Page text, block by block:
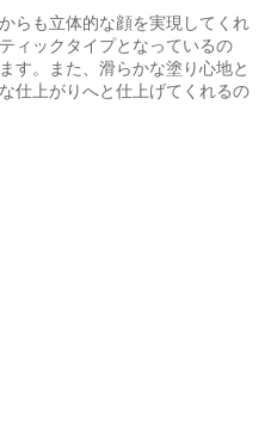
らも立体的な顔を実現してくれ
ィックタイプとなっているの
す。また、滑らかな塗り心地と
仕上がりへと仕上げてくれるの